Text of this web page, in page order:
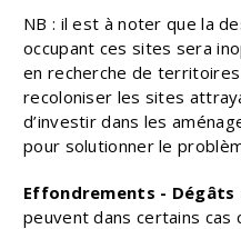
NB : il est à noter que la
occupant ces sites sera
en recherche de
recoloniser les sites
d’investir dans les
pour solutionner le
Effondrements -
peuvent dans certains cas